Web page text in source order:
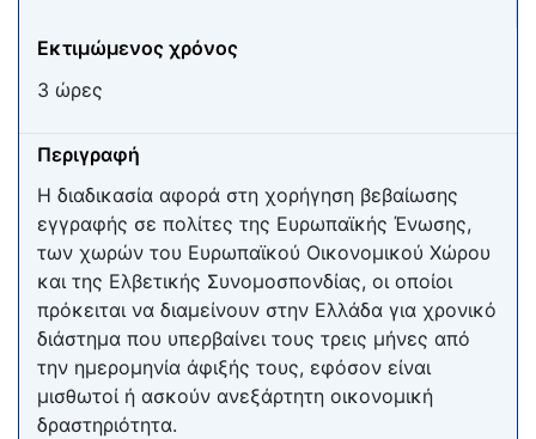
Εκτιμώμενος χρόνος
3 ώρες
Περιγραφή
Η διαδικασία αφορά στη χορήγηση βεβαίωσης
εγγραφής σε πολίτες της Ευρωπαϊκής Ένωσης,
των χωρών του Ευρωπαϊκού Οικονομικού Χώρου
και της Ελβετικής Συνομοσπονδίας, οι οποίοι
πρόκειται να διαμείνουν στην Ελλάδα για χρονικό
διάστημα που υπερβαίνει τους τρεις μήνες από
την ημερομηνία άφιξής τους, εφόσον είναι
μισθωτοί ή ασκούν ανεξάρτητη οικονομική
δραστηριότητα.